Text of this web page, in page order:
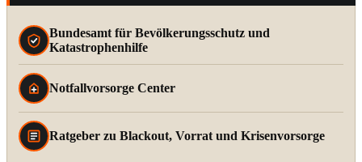
Bundesamt für Bevölkerungsschutz und
Katastrophenhilfe
Notfallvorsorge Center
Ratgeber zu Blackout, Vorrat und Krisenvorsorge